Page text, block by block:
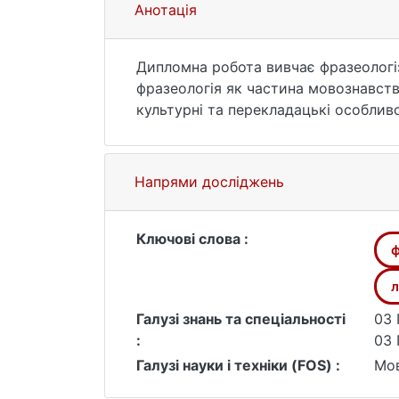
Анотація
Дипломна робота вивчає
фразеологія як частина
культурні та перекладацькі
українській мові.
У цьому дослідженні
семантичних полів,
зрозуміти, що таке фразеологізми
Згідно з результатами дослідження,
відчуттями, що підкреслює
вираження емоцій, дозволяють
У результаті порівняння з
виражаються. Встановлено, що
фразеологізми більше
Напрями досліджень
Ключові слова :
Галузі знань та спеціальності
:
03
03
Галузі науки і техніки (FOS) :